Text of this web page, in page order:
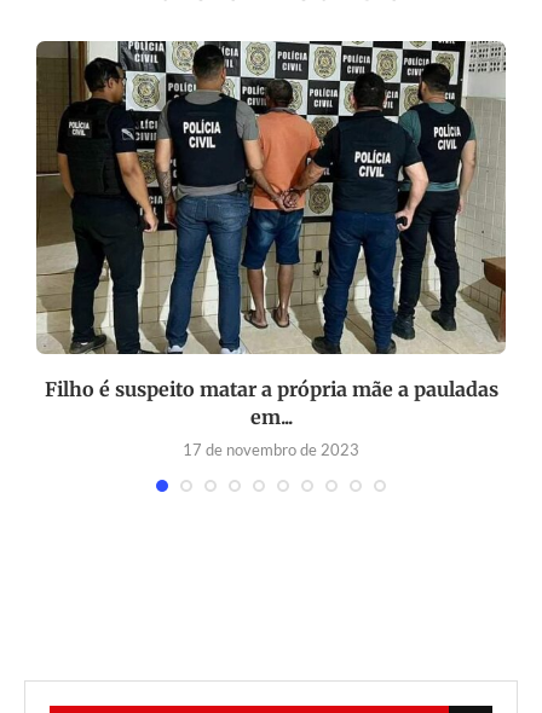
Filho é suspeito matar a própria mãe a pauladas
em...
17 de novembro de 2023